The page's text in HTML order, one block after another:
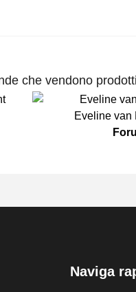
che vendono
Eveline van
Naviga